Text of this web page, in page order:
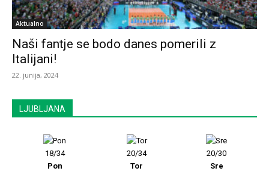
Aktualno
Naši fantje se bodo danes pomerili z
Italijani!
22. junija, 2024
LJUBLJANA
18/34
Pon
20/34
Tor
20/30
Sre